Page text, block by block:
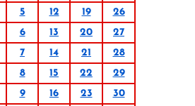
5 12 19
26
6 13 20
27
7 14 21
28
8 15 22
29
9 16 23
30